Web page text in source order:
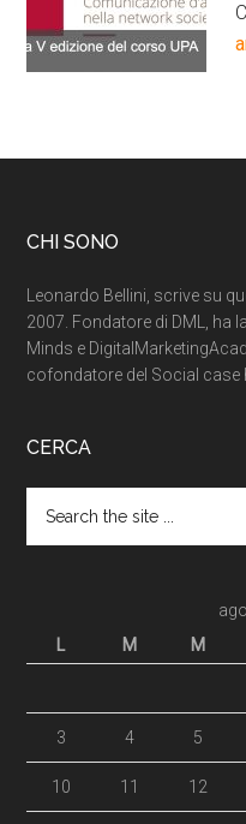
CHI SONO
Leonardo Bellini, scrive su
2007. Fondatore di DML, ha
Minds e
cofondatore del Social case
CERCA
L
M M
3 4 5
10 11 12